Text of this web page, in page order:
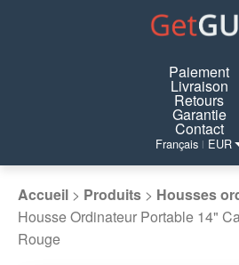
Paiement
Livraison
Retours
Garantie
Contact
Français | EUR
Accueil > Produits > Housses
Housse Ordinateur Portable 14"
Rouge